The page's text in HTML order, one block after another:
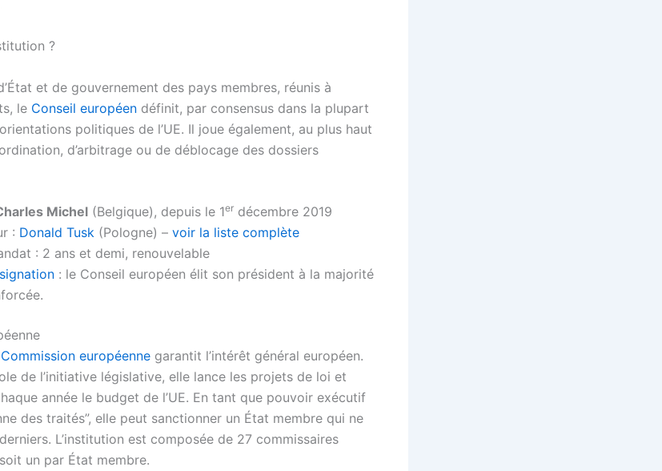
?
et de gouvernement des pays membres, réunis à
le Conseil européen définit, par consensus dans la plupart
politiques de l’UE. Il joue également, au plus haut
d’arbitrage ou de déblocage des dossiers
Michel (Belgique), depuis le 1er décembre 2019
: Donald Tusk (Pologne) – voir la liste complète
: 2 ans et demi, renouvelable
: le Conseil européen élit son président à la majorité
Commission européenne garantit l’intérêt général européen.
de l’initiative législative, elle lance les projets de loi et
année le budget de l’UE. En tant que pouvoir exécutif
des traités”, elle peut sanctionner un État membre qui ne
L’institution est composée de 27 commissaires
un par État membre.